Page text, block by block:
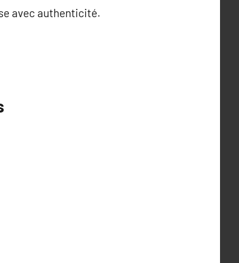
avec authenticité.